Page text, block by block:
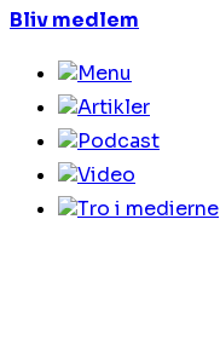
Bliv medlem
Menu
Artikler
Podcast
Video
Tro i medierne